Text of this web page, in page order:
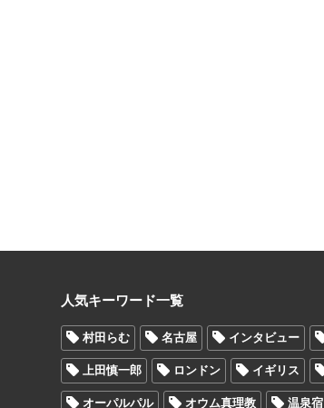
人気キーワード一覧
村田らむ 名古屋 インタビュー
上田慎一郎 ロンドン イギリス
オーパルパル オウム真理教 温泉宿